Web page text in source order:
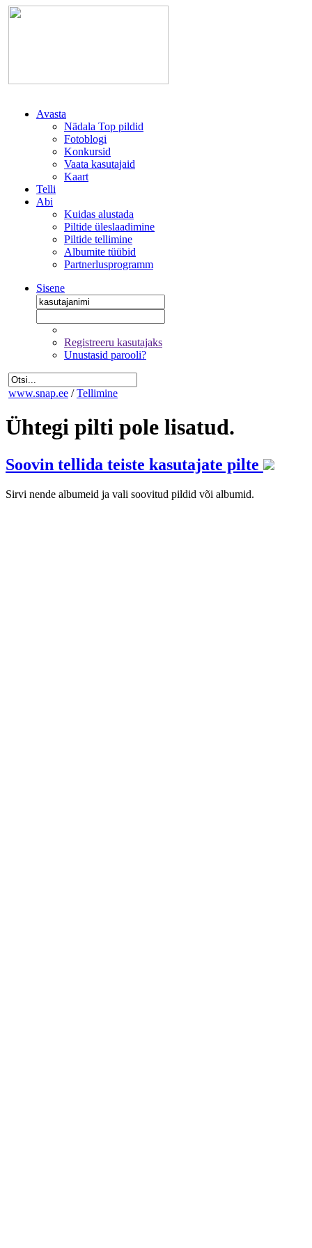
Avasta
Nädala Top pildid
Fotoblogi
Konkursid
Vaata kasutajaid
Kaart
Telli
Abi
Kuidas alustada
Piltide üleslaadimine
Piltide tellimine
Albumite tüübid
Partnerlusprogramm
Sisene
Registreeru kasutajaks
Unustasid parooli?
www.snap.ee / Tellimine
Ühtegi pilti pole lisatud.
Soovin tellida teiste kasutajate pilte
Sirvi nende albumeid ja vali soovitud pildid või albumid.